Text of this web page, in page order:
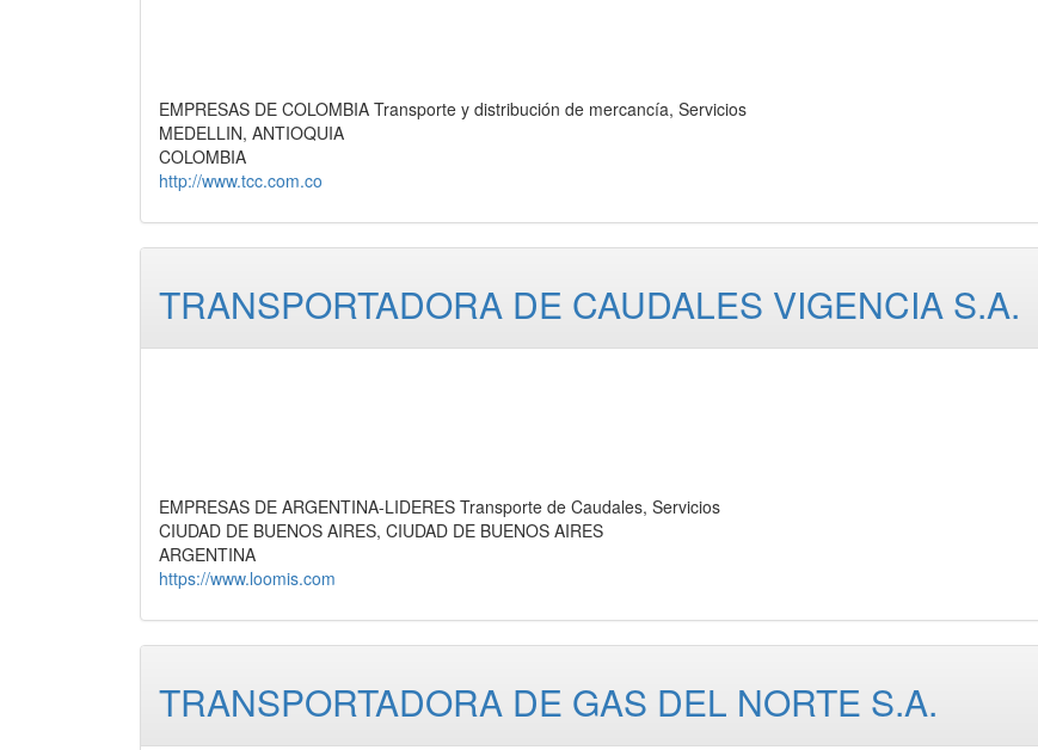
EMPRESAS DE COLOMBIA Transporte y distribución de mercancía, Servicios
MEDELLIN, ANTIOQUIA
COLOMBIA
http://www.tcc.com.co
TRANSPORTADORA DE CAUDALES VIGENCIA S.A.
EMPRESAS DE ARGENTINA-LIDERES Transporte de Caudales, Servicios
CIUDAD DE BUENOS AIRES, CIUDAD DE BUENOS AIRES
ARGENTINA
https://www.loomis.com
TRANSPORTADORA DE GAS DEL NORTE S.A.